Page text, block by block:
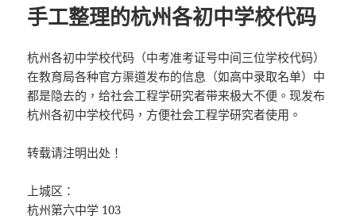
手工整理的杭州各初中学校代码
杭州各初中学校代码（中考准考证号中间三位学校代码）
在教育局各种官方渠道发布的信息（如高中录取名单）中
都是隐去的，给社会工程学研究者带来极大不便。现发布
杭州各初中学校代码，方便社会工程学研究者使用。
转载请注明出处！
上城区：
杭州第六中学 103